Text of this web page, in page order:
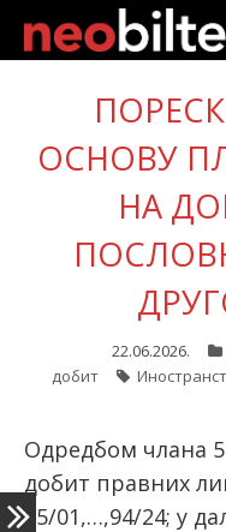
Почетна
Претрага
Актуелно
Подаци
Линкови
О нама
Претплата
Пријава
ОСНОВУ
НА
22.06.2026.
добит
Одредбом члана
добит правних
25/01,…,94/24; у